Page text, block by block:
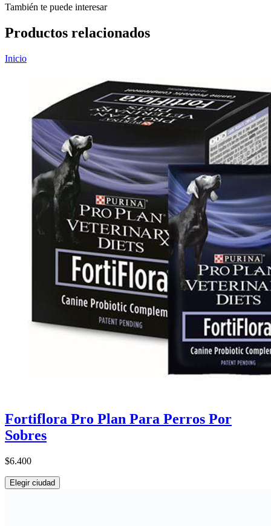
También te puede interesar
Productos relacionados
Inicio
Fortiflora Pro Plan Para Perros Por
Sobres
$6.400
Elegir ciudad